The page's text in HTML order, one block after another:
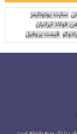
سایت یوتوتایمز
فولاد ایرانیان
قیمت پروفیل